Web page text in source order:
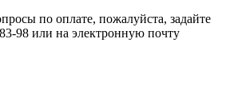
по оплате, пожалуйста, задайте
98 или на электронную почту